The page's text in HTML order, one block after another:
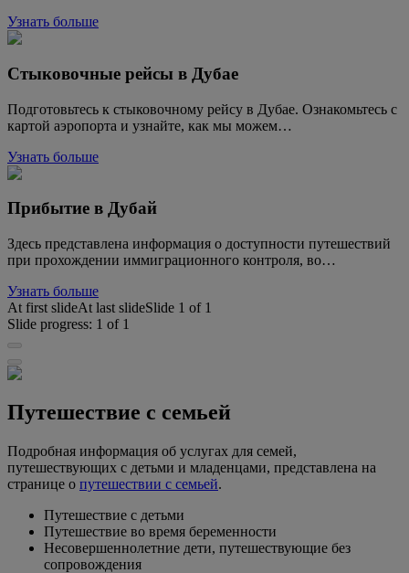
Узнать больше
Стыковочные рейсы в Дубае
Подготовьтесь к стыковочному рейсу в Дубае. Ознакомьтесь с
картой аэропорта и узнайте, как мы можем…
Узнать больше
Прибытие в Дубай
Здесь представлена информация о доступности путешествий
при прохождении иммиграционного контроля, во…
Узнать больше
At first slideAt last slideSlide 1 of 1
Slide progress: 1 of 1
Путешествие с семьей
Подробная информация об услугах для семей,
путешествующих с детьми и младенцами, представлена на
странице о путешествии с семьей.
Путешествие с детьми
Путешествие во время беременности
Несовершеннолетние дети, путешествующие без
сопровождения